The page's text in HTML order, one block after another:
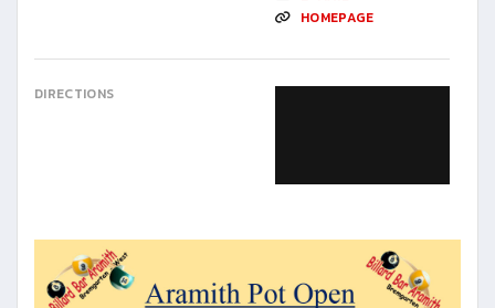
HOMEPAGE
DIRECTIONS